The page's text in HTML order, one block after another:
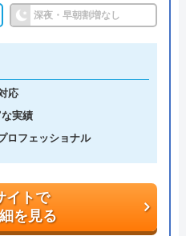
けつけてくれる水道局指
なっているため急なトラ
もり・出張代は無料です
なくカードやNP払いなど
話にて「ネットで見た」
になるWEB割引もあり
深夜・早朝割増なし
応
実績
ロフェッショナル
イトで
を見る